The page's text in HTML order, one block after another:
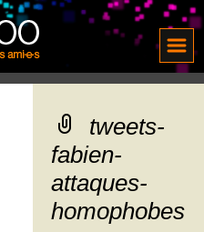
tweets-
fabien-
attaques-
homophobes